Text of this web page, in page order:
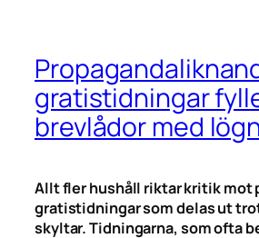
gratistidningar
brevlådor med
Allt fler hushåll riktar kritik mot
gratistidningar som delas ut
skyltar. Tidningarna, som ofta